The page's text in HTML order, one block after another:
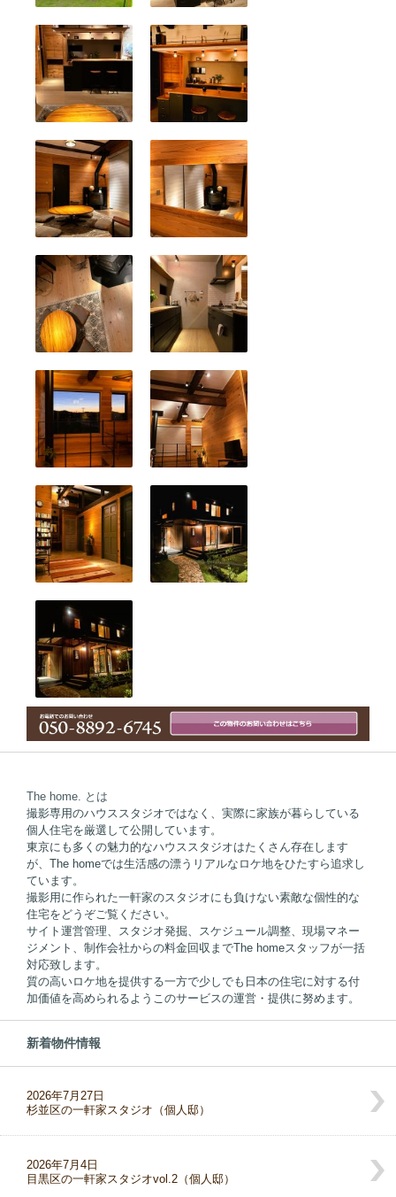
The home. とは
撮影専用のハウススタジオではなく、実際に家族が暮らしている
個人住宅を厳選して公開しています。
東京にも多くの魅力的なハウススタジオはたくさん存在します
が、The homeでは生活感の漂うリアルなロケ地をひたすら追求し
ています。
撮影用に作られた一軒家のスタジオにも負けない素敵な個性的な
住宅をどうぞご覧ください。
サイト運営管理、スタジオ発掘、スケジュール調整、現場マネー
ジメント、制作会社からの料金回収までThe homeスタッフが一括
対応致します。
質の高いロケ地を提供する一方で少しでも日本の住宅に対する付
加価値を高められるようこのサービスの運営・提供に努めます。
新着物件情報
2026年7月27日
杉並区の一軒家スタジオ（個人邸）
2026年7月4日
目黒区の一軒家スタジオvol.2（個人邸）